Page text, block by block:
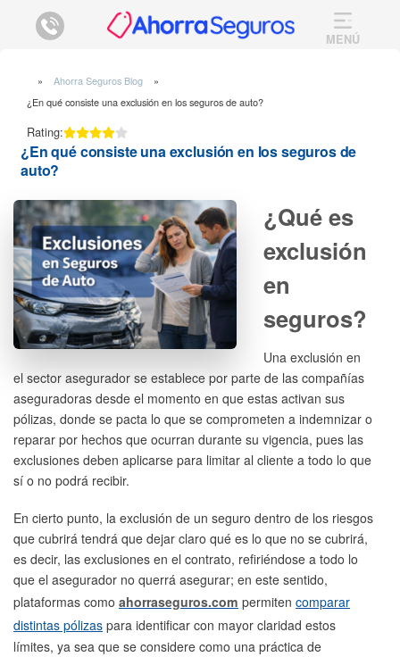
MENÚ
Ahorra Seguros Blog
¿En qué consiste una exclusión en los seguros de auto?
Rating:
¿En qué consiste una exclusión en los seguros de
auto?
¿Qué es
exclusión
en
seguros?
Una exclusión en
el sector asegurador se establece por parte de las compañías
aseguradoras desde el momento en que estas activan sus
pólizas, donde se pacta lo que se comprometen a indemnizar o
reparar por hechos que ocurran durante su vigencia, pues las
exclusiones deben aplicarse para limitar al cliente a todo lo que
sí o no podrá recibir.
En cierto punto, la exclusión de un seguro dentro de los riesgos
que cubrirá tendrá que dejar claro qué es lo que no se cubrirá,
es decir, las exclusiones en el contrato, refiriéndose a todo lo
que el asegurador no querrá asegurar; en este sentido,
plataformas como ahorraseguros.com permiten comparar
distintas pólizas para identificar con mayor claridad estos
límites, ya sea que se considere como una práctica de